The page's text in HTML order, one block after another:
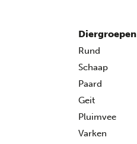
Diergroepen
Rund
Schaap
Paard
Geit
Pluimvee
Varken